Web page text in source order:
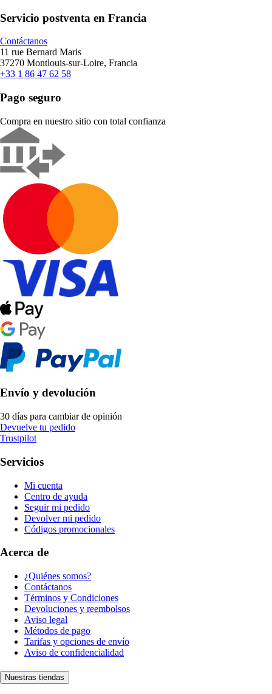
Servicio postventa en Francia
Contáctanos
11 rue Bernard Maris
37270 Montlouis-sur-Loire, Francia
+33 1 86 47 62 58
Pago seguro
Compra en nuestro sitio con total confianza
Envío y devolución
30 días para cambiar de opinión
Devuelve tu pedido
Trustpilot
Servicios
Mi cuenta
Centro de ayuda
Seguir mi pedido
Devolver mi pedido
Códigos promocionales
Acerca de
¿Quiénes somos?
Contáctanos
Términos y Condiciones
Devoluciones y reembolsos
Aviso legal
Métodos de pago
Tarifas y opciones de envío
Aviso de confidencialidad
Nuestras tiendas